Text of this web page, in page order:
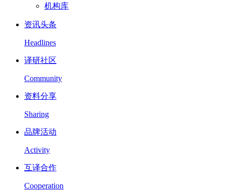
机构库
资讯头条
Headlines
译研社区
Community
资料分享
Sharing
品牌活动
Activity
互译合作
Cooperation